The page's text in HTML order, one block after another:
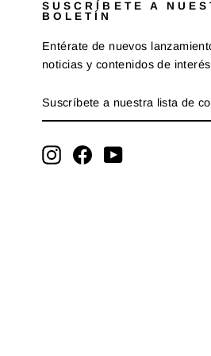
SUSCRÍBETE A
BOLETÍN
Entérate de nuevos
noticias y contenidos de
A
NUESTRA
DE
CORREO
InstagramFacebookYouTube